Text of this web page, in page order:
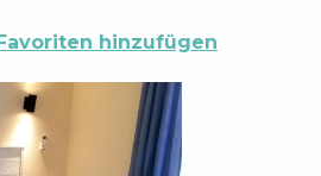
favorishinzufügen